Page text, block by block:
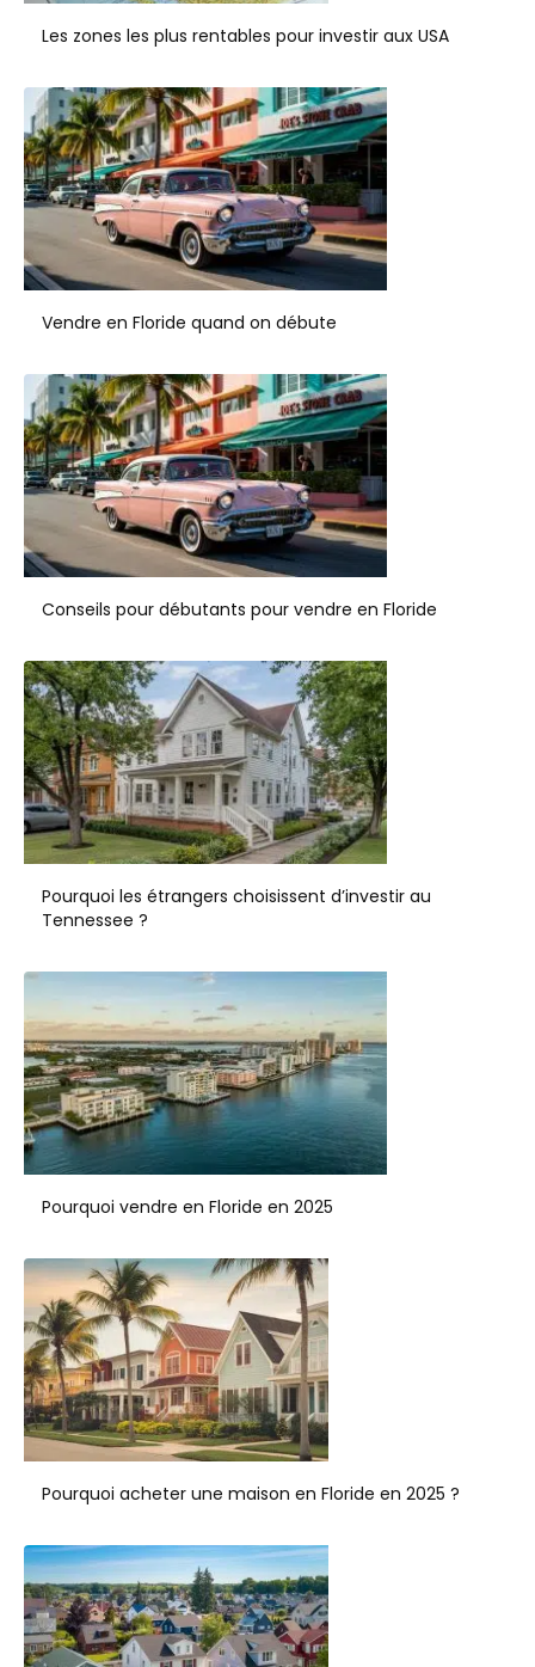
Les zones les plus rentables pour investir aux USA
Vendre en Floride quand on débute
Conseils pour débutants pour vendre en Floride
Pourquoi les étrangers choisissent d’investir au
Tennessee ?
Pourquoi vendre en Floride en 2025
Pourquoi acheter une maison en Floride en 2025 ?